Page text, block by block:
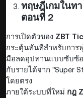
ทฤษฎีเกมในท
ตอนที่ 2
การเปิดตัวของ ZBT
กระตุ้นทันทีสำหรับการ
มือลดอุปทานแบบซับซ้อ
กับรายได้จาก "Super
โดยตรง
ภายใต้ระบบที่ใหม่ กฎ